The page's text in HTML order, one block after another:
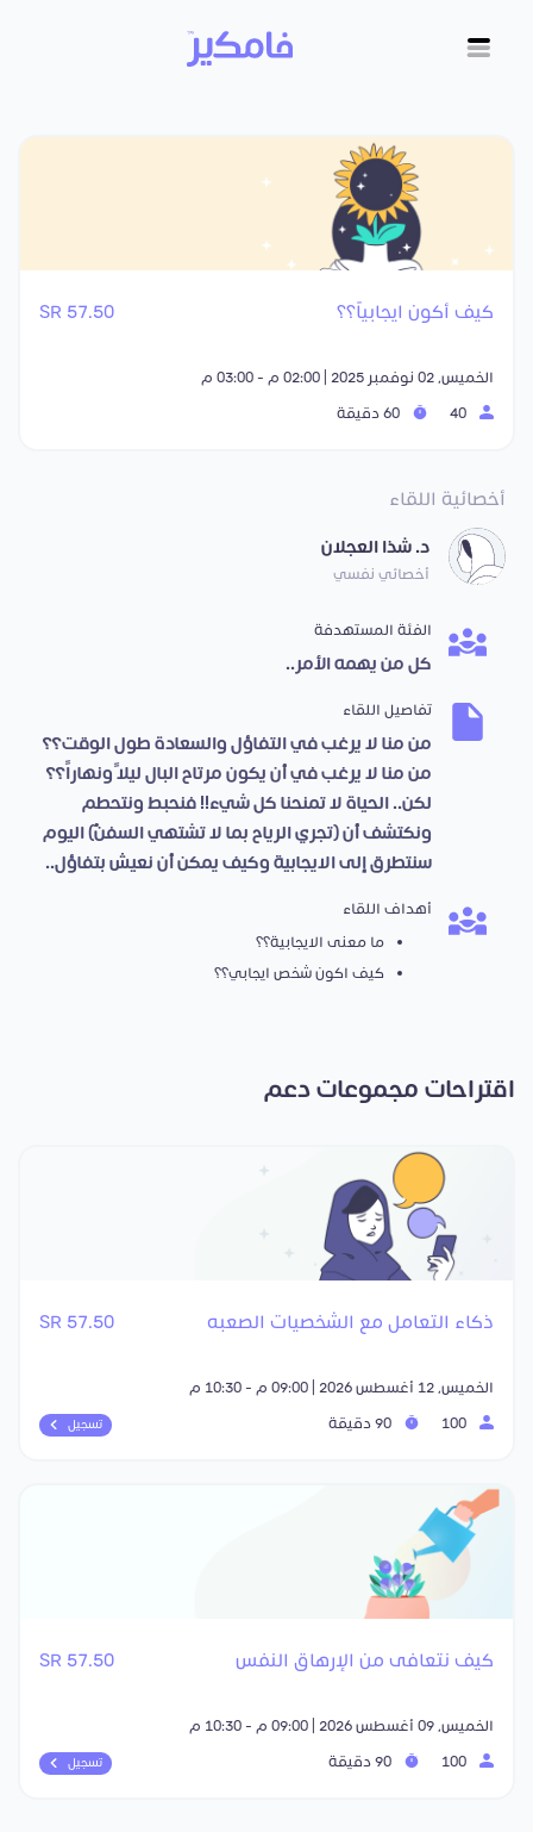
كيف أكون ايجابياً؟؟ 57.50 SR
الخميس, 02 نوفمبر 2025 | 02:00 م - 03:00 م
أخصائية اللقاء
د. شذا العجلان
أخصائي نفسي
الفئة المستهدفة
كل من يهمه الأمر..
تفاصيل اللقاء
من منا لا يرغب في التفاؤل والسعادة طول الوقت؟؟
من منا لا يرغب في أن يكون مرتاح البال ليلاً ونهاراً؟؟
لكن.. الحياة لا تمنحنا كل شيء!! فنحبط ونتحطم
ونكتشف أن (تجري الرياح بما لا تشتهي السفنُ) اليوم
سنتطرق إلى الايجابية وكيف يمكن أن نعيش بتفاؤل..
أهداف اللقاء
ما معنى الايجابية؟؟
كيف اكون شخص ايجابي؟؟
اقتراحات مجموعات دعم
ذكاء التعامل مع الشخصيات الصعبه 57.50 SR
الخميس, 12 أغسطس 2026 | 09:00 م - 10:30 م
تسجيل
كيف نتعافى من الإرهاق النفس 57.50 SR
الخميس, 09 أغسطس 2026 | 09:00 م - 10:30 م
تسجيل